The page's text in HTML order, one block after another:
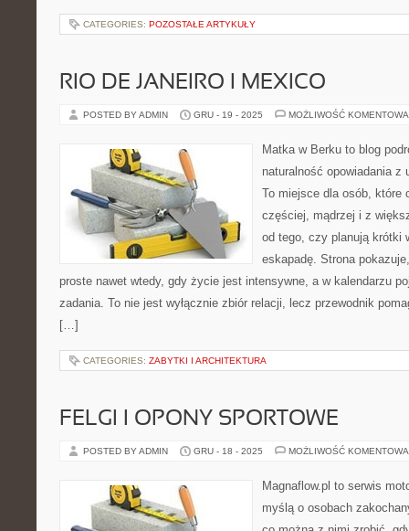
CATEGORIES: POZOSTAŁE ARTYKUŁY
RIO DE JANEIRO I MEXICO
POSTED BY ADMIN GRU - 19 - 2025 MOŻLIWOŚĆ
Matka w Berku to blog
naturalność opowiadania
To miejsce dla osób, które
częściej, mądrzej i z
od tego, czy planują krótki
eskapadę. Strona
proste nawet wtedy, gdy życie jest intensywne, a w kalendarzu
zadania. To nie jest wyłącznie zbiór relacji, lecz przewodnik
[…]
CATEGORIES: ZABYTKI I ARCHITEKTURA
FELGI I OPONY SPORTOWE
POSTED BY ADMIN GRU - 18 - 2025 MOŻLIWOŚĆ
Magnaflow.pl to serwis
myślą o osobach